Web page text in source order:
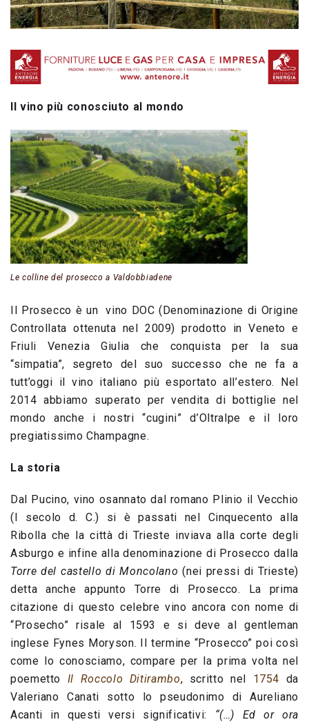
Il vino più conosciuto al mondo
Le colline del prosecco a Valdobbiadene
Il Prosecco è un vino DOC (Denominazione di Origine
Controllata ottenuta nel 2009) prodotto in Veneto e
Friuli Venezia Giulia che conquista per la sua
“simpatia”, segreto del suo successo che ne fa a
tutt’oggi il vino italiano più esportato all’estero. Nel
2014 abbiamo superato per vendita di bottiglie nel
mondo anche i nostri “cugini” d’Oltralpe e il loro
pregiatissimo Champagne.
La storia
Dal Pucino, vino osannato dal romano Plinio il Vecchio
(I secolo d. C.) si è passati nel Cinquecento alla
Ribolla che la città di Trieste inviava alla corte degli
Asburgo e infine alla denominazione di Prosecco dalla
Torre del castello di Moncolano (nei pressi di Trieste)
detta anche appunto Torre di Prosecco. La prima
citazione di questo celebre vino ancora con nome di
“Prosecho” risale al 1593 e si deve al gentleman
inglese Fynes Moryson. Il termine “Prosecco” poi così
come lo conosciamo, compare per la prima volta nel
poemetto Il Roccolo Ditirambo, scritto nel 1754 da
Valeriano Canati sotto lo pseudonimo di Aureliano
Acanti in questi versi significativi: “(…) Ed or ora